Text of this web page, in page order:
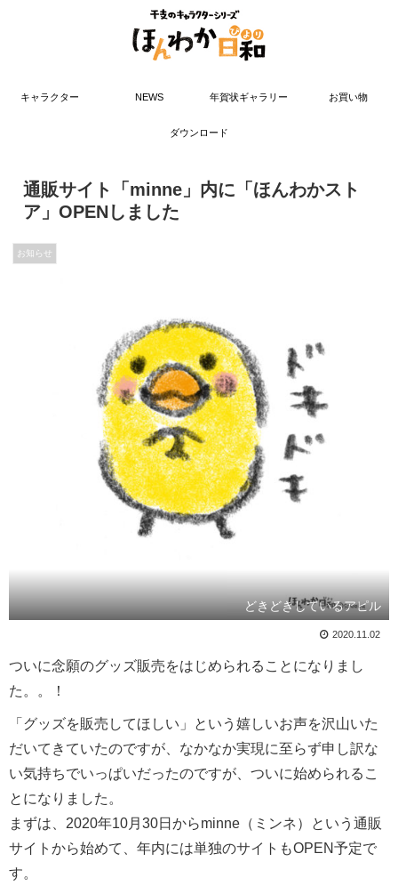
キャラクター NEWS 年賀状ギャラリー お買い物
ダウンロード
通販サイト「minne」内に「ほんわかスト
ア」OPENしました
お知らせ
どきどきしているアピル
2020.11.02
ついに念願のグッズ販売をはじめられることになりまし
た。。！
「グッズを販売してほしい」という嬉しいお声を沢山いた
だいてきていたのですが、なかなか実現に至らず申し訳な
い気持ちでいっぱいだったのですが、ついに始められるこ
とになりました。
まずは、2020年10月30日からminne（ミンネ）という通販
サイトから始めて、年内には単独のサイトもOPEN予定で
す。